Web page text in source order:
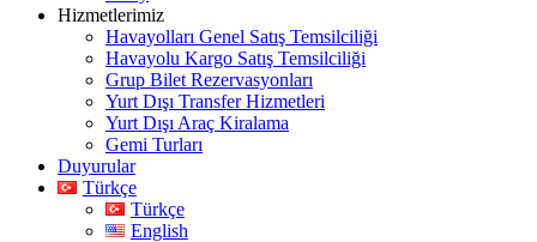
Hizmetlerimiz
Havayolları Genel Satış Temsilciliği
Havayolu Kargo Satış Temsilciliği
Grup Bilet Rezervasyonları
Yurt Dışı Transfer Hizmetleri
Yurt Dışı Araç Kiralama
Gemi Turları
Duyurular
Türkçe
Türkçe
English